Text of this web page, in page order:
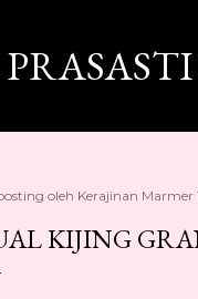
oleh Kerajinan
KIJING